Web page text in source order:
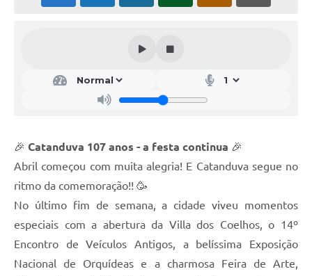
A Prefeitura
Jornal
Agenda
🎉 Catanduva 107 anos - a festa continua 🎉
Abril começou com muita alegria! E Catanduva segue no
ritmo da comemoração!! 🥳
No último fim de semana, a cidade viveu momentos
especiais com a abertura da Villa dos Coelhos, o 14º
Encontro de Veículos Antigos, a belíssima Exposição
Nacional de Orquídeas e a charmosa Feira de Arte,